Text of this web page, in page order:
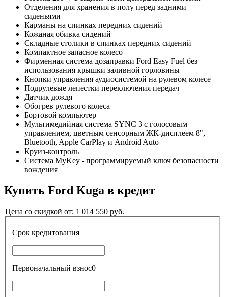
Отделения для хранения в полу перед задними
сиденьями
Карманы на спинках передних сидений
Кожаная обивка сидений
Складные столики в спинках передних сидений
Компактное запасное колесо
Фирменная система дозаправки Ford Easy Fuel без
использования крышки заливной горловины
Кнопки управления аудиосистемой на рулевом колесе
Подрулевые лепестки переключения передач
Датчик дождя
Обогрев рулевого колеса
Бортовой компьютер
Мультимедийная система SYNC 3 с голосовым
управлением, цветным сенсорным ЖК-дисплеем 8",
Bluetooth, Apple CarPlay и Android Auto
Круиз-контроль
Система MyKey - программируемый ключ безопасности
вождения
Купить Ford Kuga в кредит
Цена со скидкой от: 1 014 550 руб.
Срок кредитования
Первоначальный взнос0